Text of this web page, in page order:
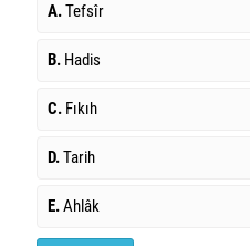
A.Tefsîr
B. Hadis
C. Fıkıh
D.Tarih
E.Ahlâk